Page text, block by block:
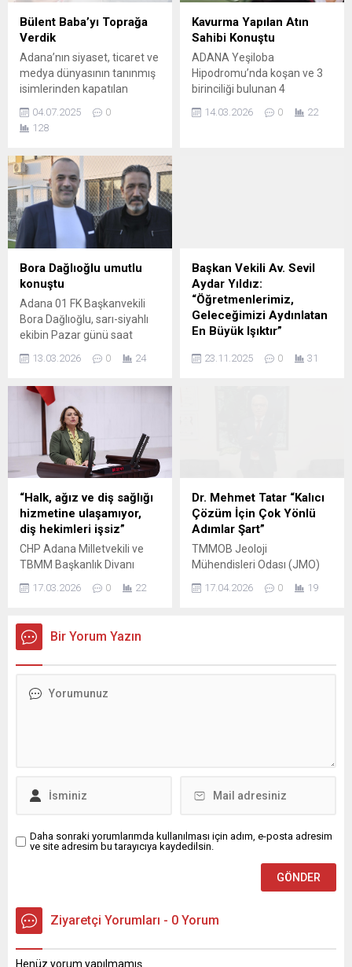
Bülent Baba’yı Toprağa
Verdik
Adana’nın siyaset, ticaret ve
medya dünyasının tanınmış
isimlerinden kapatılan
Ekspres Gazetesi sahibi
Hakan Bülent Yardımcı
toprağa verildi. Geçirdiği kalp
Yardımcı için önce Çukurova
gazeteciler cemiyeti önünde
bir tören düzenlendi. Hakan
Bülent Yardımcı daha sonra
Akkapı’daki aile
mezarlığı’nda defnedildi.
Cenaze törenine CHP
TBMM Grup Başkan Vekili...
04.07.2025
0
128
Kavurma Yapılan Atın
Sahibi Konuştu
ADANA Yeşiloba
Hipodromu’nda koşan ve 3
birinciliği bulunan 4
yaşındaki İngiliz atı Smart
Latch’in sakatlandıktan
ortaya çıktı. DHA’ya konuşan
Topçu, “Yarış otoritesinin
ya...
14.03.2026 0 22
Bora Dağlıoğlu umutlu
konuştu
Adana 01 FK Başkanvekili
Bora Dağlıoğlu, sarı-siyahlı
ekibin Pazar günü saat
oynayacağı Beykoz Anadolu
tamamen odaklandığını
söyledi. Şampiyonluk
yolunda kritik bir maça
çıkacaklarını belirten
Başkanvekili Bora Dağlıoğlu,
takımın hedefi
doğrultusunda çalışmalarını
sürdürdüğünü ifade etti.
Takıma güvendiklerini
vurgulayan Dağlıoğlu,
“Takımımıza inanıyor ve
güveniyoruz. Beykoz
Anadolu Spor
13.03.2026 0 24
Başkan Vekili Av. Sevil
Aydar Yıldız:
“Öğretmenlerimiz,
Geleceğimizi Aydınlatan
En Büyük Işıktır”
Vekili Av. Sevil Aydar Yıldız,
geleceğini şekillendiren en
kutsal mesleklerden biri
olduğunu vurgulayan Yıldız,
fedakarca görev yapan tüm
eğitim neferlerine teşekkür
etti. Başkan Vekili Yıldız
mesajında şu ifadelere yer
verdi: “Geleceğimizin...
23.11.2025 0 31
“Halk, ağız ve diş sağlığı
hizmetine ulaşamıyor,
diş hekimleri işsiz”
CHP Adana Milletvekili ve
TBMM Başkanlık Divanı
Üyesi Dr. Müzeyyen Şevkin,
diş hekimlerinin giderek
Türkiye Büyük Millet Meclisi
gündemine taşıdı. Dr. Şevkin,
hem de Sağlık Bakanı Kemal
17.03.2026 0 22
Dr. Mehmet Tatar “Kalıcı
Çözüm İçin Çok Yönlü
Adımlar Şart”
TMMOB Jeoloji
Mühendisleri Odası (JMO)
Adana Şube Başkanı
Mehmet Tatar, son
yarattığını belirterek,
17.04.2026 0 19
Bir Yorum Yazın
Daha sonraki yorumlarımda kullanılması için adım, e-posta adresim
ve site adresim bu tarayıcıya kaydedilsin.
Ziyaretçi Yorumları - 0 Yorum
Henüz yorum yapılmamış.